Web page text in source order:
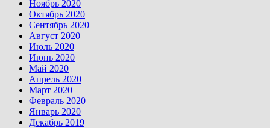
Ноябрь 2020
Октябрь 2020
Сентябрь 2020
Август 2020
Июль 2020
Июнь 2020
Май 2020
Апрель 2020
Март 2020
Февраль 2020
Январь 2020
Декабрь 2019